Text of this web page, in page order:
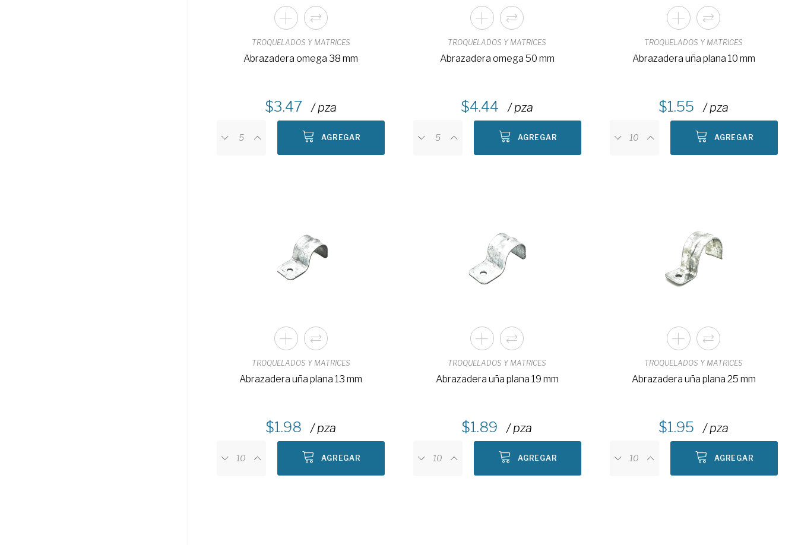
TROQUELADOS Y MATRICES
Abrazadera omega 38 mm
3.47 / pza
AGREGAR
TROQUELADOS Y MATRICES
Abrazadera omega 50 mm
4.44 / pza
AGREGAR
TROQUELADOS Y MATRICES
Abrazadera uña plana 10 mm
1.55 / pza
AGREGAR
TROQUELADOS Y MATRICES
Abrazadera uña plana 13 mm
1.98 / pza
AGREGAR
TROQUELADOS Y MATRICES
Abrazadera uña plana 19 mm
1.89 / pza
AGREGAR
TROQUELADOS Y MATRICES
Abrazadera uña plana 25 mm
1.95 / pza
AGREGAR